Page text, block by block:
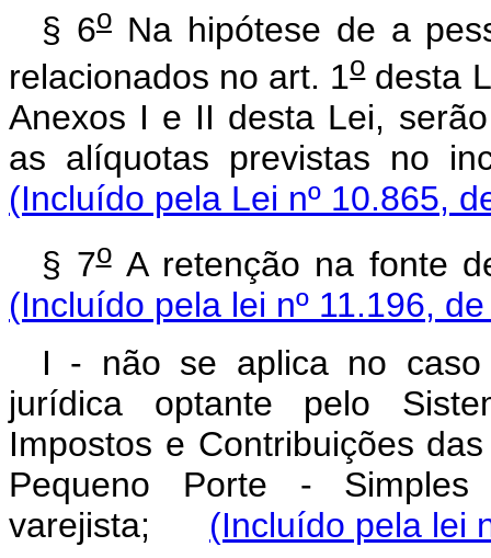
§ 6oNa hipótese de a
relacionados no art. 1odesta
Anexos I e II desta Lei,
as alíquotas previstas no
(Incluído pela Lei nº 10.865,
§ 7o A retenção na fonte
(Incluído pela lei nº 11.196,
I - não se aplica no caso
jurídica optante pelo
Impostos e Contribuições
Pequeno Porte -
varejista; (Incluído pela lei